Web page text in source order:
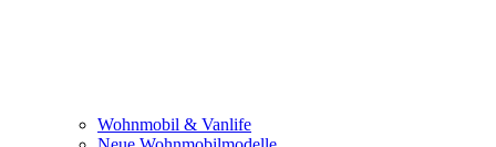
Wohnmobil & Vanlife